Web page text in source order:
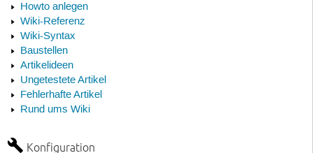
Howto anlegen
Wiki-Referenz
Wiki-Syntax
Baustellen
Artikelideen
Ungetestete Artikel
Fehlerhafte Artikel
Rund ums Wiki
Konfiguration